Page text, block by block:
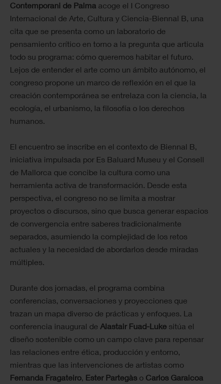
Contemporani de Palma acoge el I Congreso
Internacional de Arte, Cultura y Ciencia-Biennal B, una
cita que se presenta como un laboratorio de
pensamiento crítico en torno a la pregunta que articula
todo su programa: cómo queremos habitar el futuro.
Lejos de entender el arte como un ámbito autónomo, el
congreso propone un marco de reflexión en el que la
creación contemporánea se entrelaza con la ciencia, la
ecología, el urbanismo, la filosofía o los derechos
humanos.
El encuentro se inscribe en el contexto de Biennal B,
iniciativa impulsada por Es Baluard Museu y el Consell
de Mallorca que concibe la cultura como una
herramienta activa de transformación. Desde esta
perspectiva, el congreso no se limita a mostrar
proyectos o discursos, sino que busca generar espacios
de convergencia entre saberes tradicionalmente
separados, asumiendo la complejidad de los retos
actuales y la necesidad de abordarlos desde miradas
múltiples.
Durante dos jornadas, el programa combina
conferencias, conversaciones y proyecciones que
trazan un mapa diverso de prácticas y enfoques. La
conferencia inaugural de Alastair Fuad-Luke sitúa el
diseño sostenible como un campo clave para repensar
las relaciones entre ética, producción y entorno,
mientras que las intervenciones de artistas como
Fernanda Fragateiro, Ester Partegàs o Carlos Garaicoa